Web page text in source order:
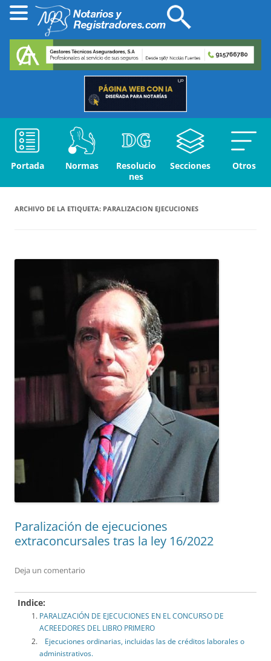
Portada Normas
Resolucio
nes
Secciones Otros
ARCHIVO DE LA ETIQUETA: PARALIZACION EJECUCIONES
Paralización de ejecuciones
extraconcursales tras la ley 16/2022
Deja un comentario
Indice:
PARALIZACIÓN DE EJECUCIONES EN EL CONCURSO DE
ACREEDORES DEL LIBRO PRIMERO
Ejecuciones ordinarias, incluidas las de créditos laborales o
administrativos.